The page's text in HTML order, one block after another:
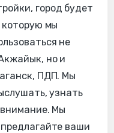
город будет
которую мы
не
но и
ПДП. Мы
узнать
Мы
ваши